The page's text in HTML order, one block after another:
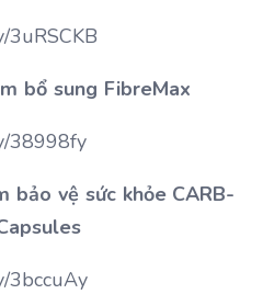
bổ sung FibreMax
38998fy
bảo vệ sức khỏe CARB-
3bccuAy